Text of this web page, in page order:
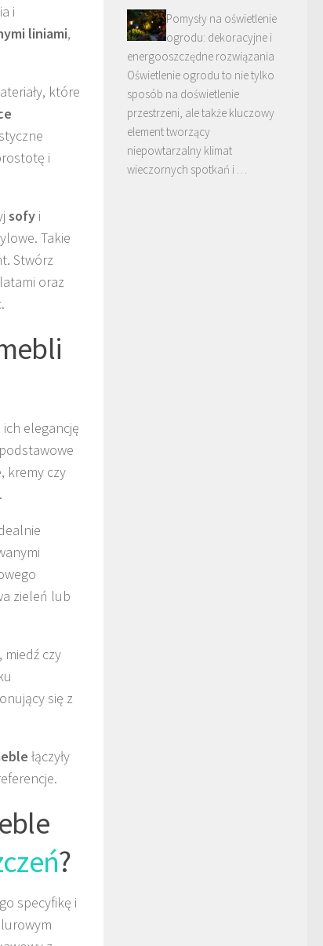
i
liniami,
które
i
sofy i
Takie
Stwórz
oraz
elegancję
kremy czy
zieleń lub
czy
się z
łączyły
?
specyfikę i
Pomysły na oświetlenie
ogrodu: dekoracyjne i
energooszczędne rozwiązania
Oświetlenie ogrodu to nie tylko
sposób na doświetlenie
przestrzeni, ale także kluczowy
element tworzący
niepowtarzalny klimat
wieczornych spotkań i …